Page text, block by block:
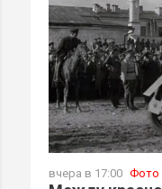
вчера в 17:00 Фото